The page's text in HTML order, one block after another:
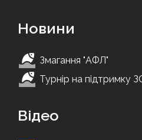
Новини
Змагання "АФЛ"
Турнір на підтримку
Відео